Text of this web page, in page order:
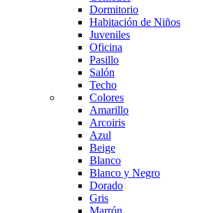
Dormitorio
Habitación de Niños
Juveniles
Oficina
Pasillo
Salón
Techo
Colores
Amarillo
Arcoiris
Azul
Beige
Blanco
Blanco y Negro
Dorado
Gris
Marrón